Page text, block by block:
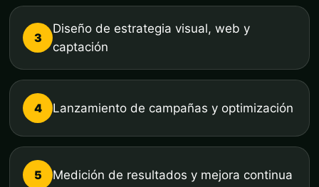
3
Diseño de estrategia visual, web y
captación
4 Lanzamiento de campañas y optimización
5 Medición de resultados y mejora continua